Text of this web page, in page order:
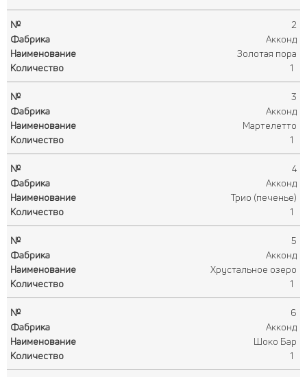
2
Акконд
Золотая пора
1
3
Акконд
Мартелетто
1
4
Акконд
Трио (печенье)
1
5
Акконд
Хрустальное озеро
1
6
Акконд
Шоко Бар
1